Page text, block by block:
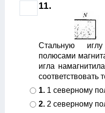
11.
Стальную
полюсами
игла
соответствовать
1. 1 северному
2. 2 северному